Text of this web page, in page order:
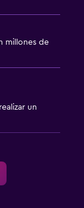
millones de
un